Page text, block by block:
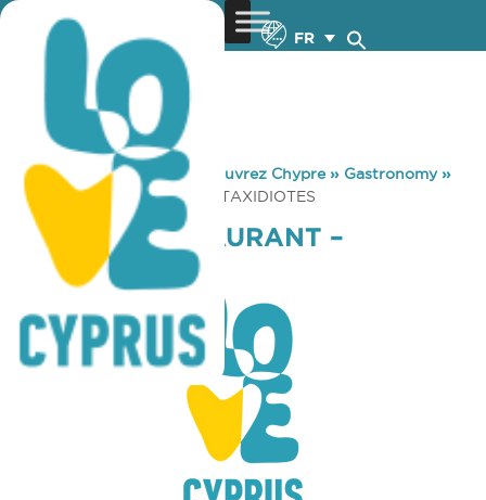
FR
You are here: Home »Découvrez Chypre» Gastronomy»
TRIPPERS RESTAURANT – TAXIDIOTES
TRIPPERS RESTAURANT –
TAXIDIOTES